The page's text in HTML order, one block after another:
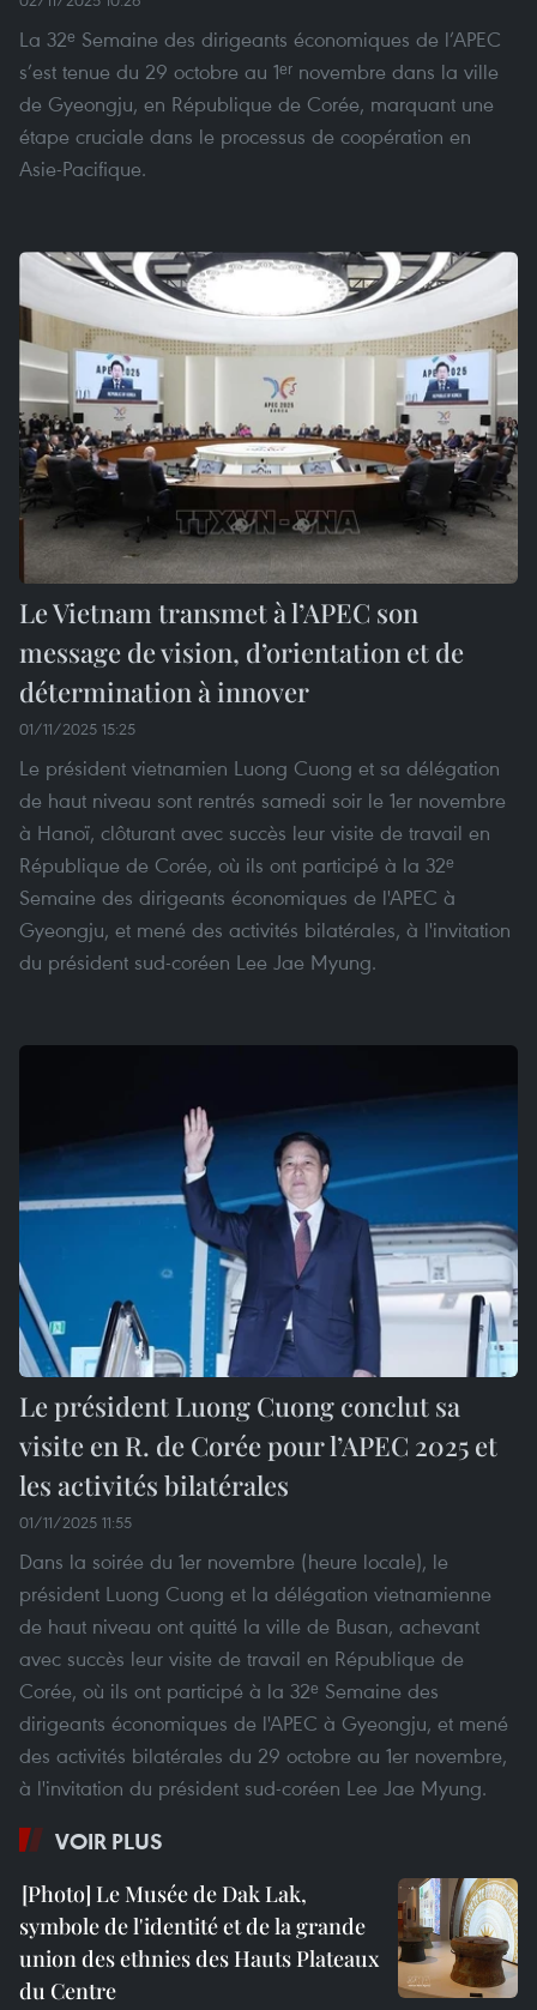
La 32ᵉ Semaine des dirigeants économiques de l’APEC
s’est tenue du 29 octobre au 1ᵉʳ novembre dans la ville
de Gyeongju, en République de Corée, marquant une
étape cruciale dans le processus de coopération en
Asie-Pacifique.
Le Vietnam transmet à l’APEC son
message de vision, d’orientation et de
détermination à innover
01/11/2025 15:25
Le président vietnamien Luong Cuong et sa délégation
de haut niveau sont rentrés samedi soir le 1er novembre
à Hanoï, clôturant avec succès leur visite de travail en
République de Corée, où ils ont participé à la 32ᵉ
Semaine des dirigeants économiques de l'APEC à
Gyeongju, et mené des activités bilatérales, à l'invitation
du président sud-coréen Lee Jae Myung.
Le président Luong Cuong conclut sa
visite en R. de Corée pour l’APEC 2025 et
les activités bilatérales
01/11/2025 11:55
Dans la soirée du 1er novembre (heure locale), le
président Luong Cuong et la délégation vietnamienne
de haut niveau ont quitté la ville de Busan, achevant
avec succès leur visite de travail en République de
Corée, où ils ont participé à la 32ᵉ Semaine des
dirigeants économiques de l'APEC à Gyeongju, et mené
des activités bilatérales du 29 octobre au 1er novembre,
à l'invitation du président sud-coréen Lee Jae Myung.
VOIR PLUS
Le Musée de Dak Lak,
symbole de l'identité et de la grande
union des ethnies des Hauts Plateaux
du Centre